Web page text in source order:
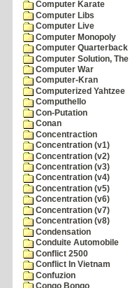
Computer Karate
Computer Libs
Computer Live
Computer Monopoly
Computer Quarterback
Computer Solution, The
Computer War
Computer-Kran
Computerized Yahtzee
Computhello
Con-Putation
Conan
Concentraction
Concentration (v1)
Concentration (v2)
Concentration (v3)
Concentration (v4)
Concentration (v5)
Concentration (v6)
Concentration (v7)
Concentration (v8)
Condensation
Conduite Automobile
Conflict 2500
Conflict In Vietnam
Confuzion
Congo Bongo